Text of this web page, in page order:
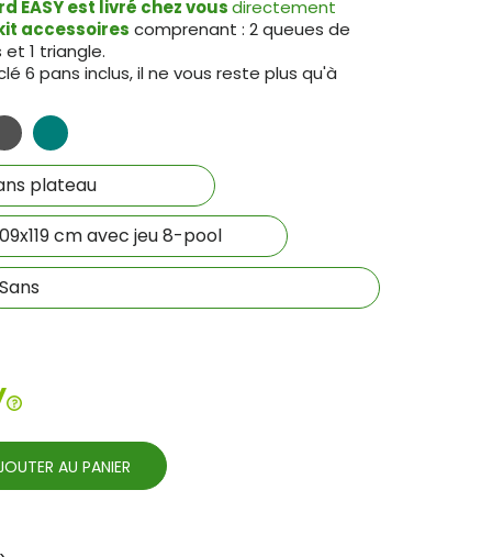
EASY est livré chez vousdirectement
accessoires comprenant : 2 queues de
et 1 triangle.
6 pans inclus, il ne vous reste plus qu'à
Vert
bleu
AU PANIER